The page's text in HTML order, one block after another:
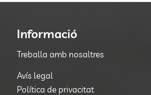
Informació
Treballa amb nosaltres
Avís legal
Política de privacitat